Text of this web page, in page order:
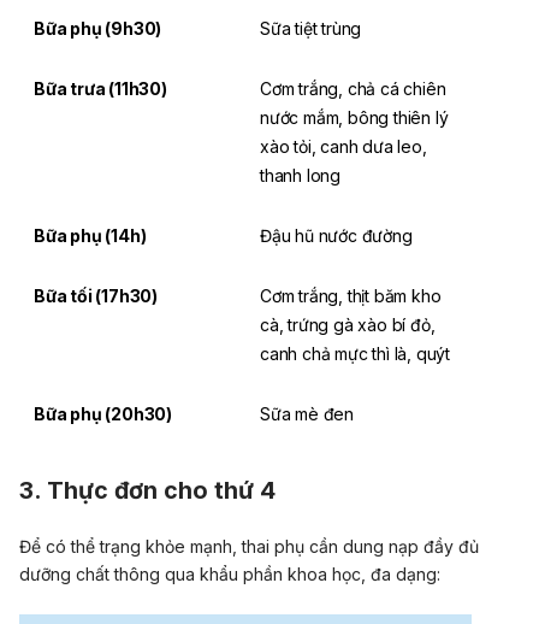
Bữa phụ (9h30) Sữa tiệt trùng
Bữa trưa (11h30)
Cơm trắng, chả cá chiên
nước mắm, bông thiên lý
xào tỏi, canh dưa leo,
thanh long
Bữa phụ (14h) Đậu hũ nước đường
Bữa tối (17h30)
Cơm trắng, thịt băm kho
cà, trứng gà xào bí đỏ,
canh chả mực thì là, quýt
Bữa phụ (20h30) Sữa mè đen
3. Thực đơn cho thứ 4
Để có thể trạng khỏe mạnh, thai phụ cần dung nạp đầy đủ
dưỡng chất thông qua khẩu phần khoa học, đa dạng: